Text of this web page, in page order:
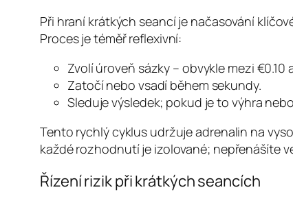
Při hraní krátkých seancí je načasování
Proces je téměř reflexivní:
Zvolí úroveň sázky – obvykle mezi €0.10
Zatočí nebo vsadí během sekundy.
Sleduje výsledek; pokud je to výhra
Tento rychlý cyklus udržuje adrenalin na
každé rozhodnutí je izolované; nepřenášíte
Řízení rizik při krátkých seancích